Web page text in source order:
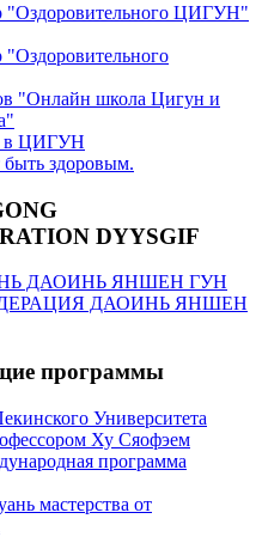
"Оздоровительного ЦИГУН"
"Онлайн школа Цигун и
в ЦИГУН
быть здоровым.
DYYSGIF
ДАОИНЬ ЯНШЕН ГУН
ДАОИНЬ ЯНШЕН
программы
Университета
Ху Сяофэем
программа
мастерства от